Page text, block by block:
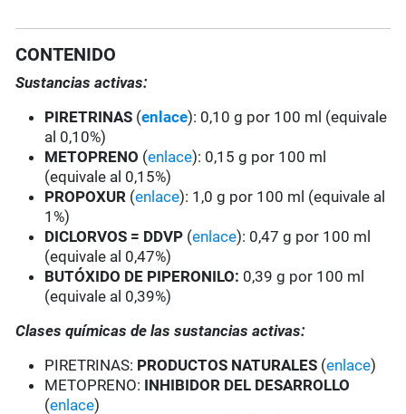
CONTENIDO
Sustancias activas:
PIRETRINAS (enlace): 0,10 g por 100 ml (equivale
al 0,10%)
METOPRENO (enlace): 0,15 g por 100 ml
(equivale al 0,15%)
PROPOXUR (enlace): 1,0 g por 100 ml (equivale al
1%)
DICLORVOS = DDVP (enlace): 0,47 g por 100 ml
(equivale al 0,47%)
BUTÓXIDO DE PIPERONILO: 0,39 g por 100 ml
(equivale al 0,39%)
Clases químicas de las sustancias activas:
PIRETRINAS: PRODUCTOS NATURALES (enlace)
METOPRENO: INHIBIDOR DEL DESARROLLO
(enlace)